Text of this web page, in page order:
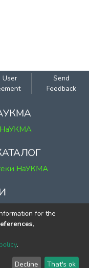
User
Send
Feedback
НаУКМА
НаУКМА
2
31
for the
.
Decline That's ok